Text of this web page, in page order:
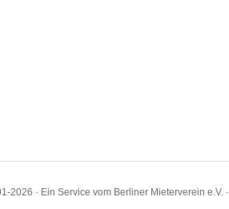
2026 · Ein Service vom Berliner Mieterverein e.V. ·